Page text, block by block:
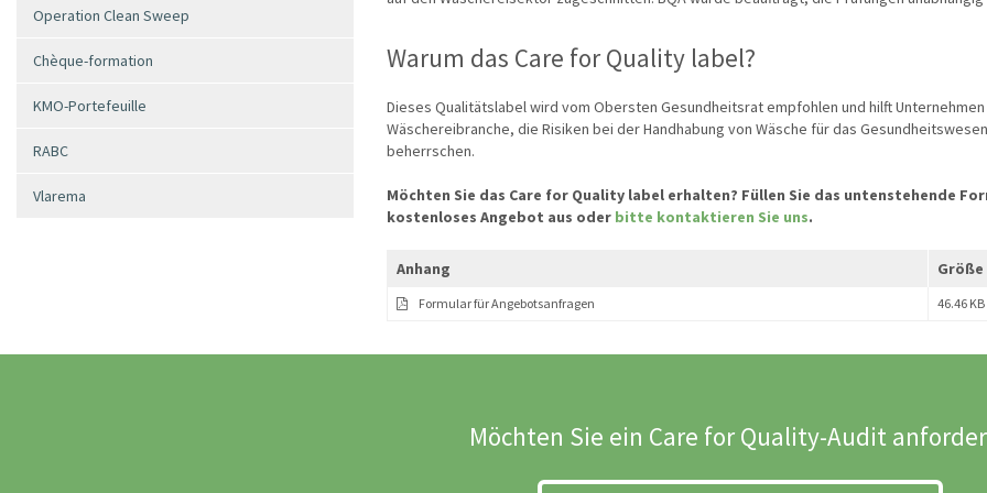
Operation Clean Sweep
Chèque-formation
KMO-Portefeuille
RABC
Vlarema
Warum das Care for Quality label?
Dieses Qualitätslabel wird vom Obersten Gesundheitsrat empfohlen und hilft
Wäschereibranche, die Risiken bei der Handhabung von Wäsche für das
beherrschen.
Möchten Sie das Care for Quality label erhalten? Füllen Sie das untenstehende
kostenloses Angebot aus oder​ bitte kontaktieren Sie uns.
Anhang Größe
Formular für Angebotsanfragen 46.46 KB
Möchten Sie ein Care for Quality-Audit